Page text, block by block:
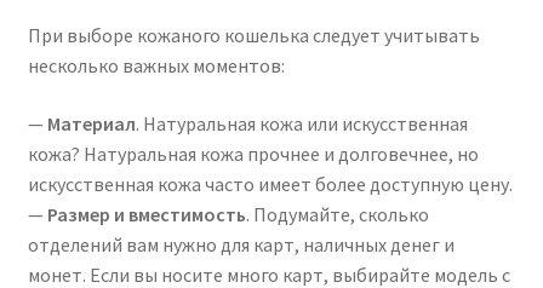
При выборе кожаного кошелька следует учитывать
несколько важных моментов:
— Материал. Натуральная кожа или искусственная
кожа? Натуральная кожа прочнее и долговечнее, но
искусственная кожа часто имеет более доступную цену.
— Размер и вместимость. Подумайте, сколько
отделений вам нужно для карт, наличных денег и
монет. Если вы носите много карт, выбирайте модель с